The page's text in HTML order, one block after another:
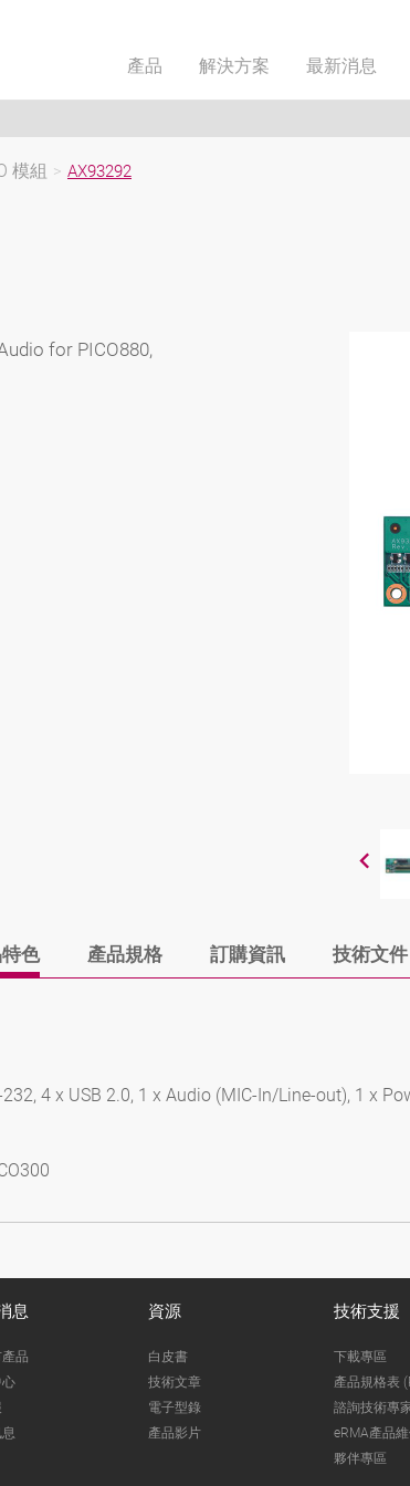
產品 解決方案 最新消息
模組 > AX93292
for PICO880,
色 產品規格 訂購資訊 技術文件
4 x USB 2.0, 1 x Audio (MIC-In/Line-out), 1 x
息
品
心
資源
白皮書
技術文章
電子型錄
產品影片
技術支援
下載專區
產品規格表
諮詢技術專
eRMA產品
夥伴專區